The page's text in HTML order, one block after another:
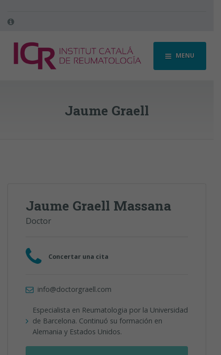
MENU
Jaume Graell
Jaume Graell Massana
Doctor
Concertar una cita
info@doctorgraell.com
Especialista en Reumatologia por la Universidad
de Barcelona. Continuó su formación en
Alemania y Estados Unidos.